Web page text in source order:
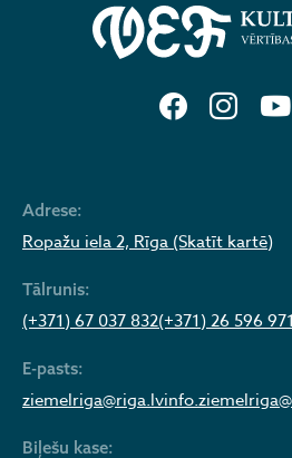
Adrese:
Ropažu iela 2, Rīga (Skatīt kartē)
Tālrunis:
(+371) 67 037 832(+371) 26 596 971
E-pasts:
ziemelriga@riga.lv
Biļešu kase: